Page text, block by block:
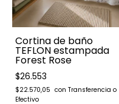
Cortina de baño
TEFLON estampada
Forest Rose
$26.553
$22.570,05